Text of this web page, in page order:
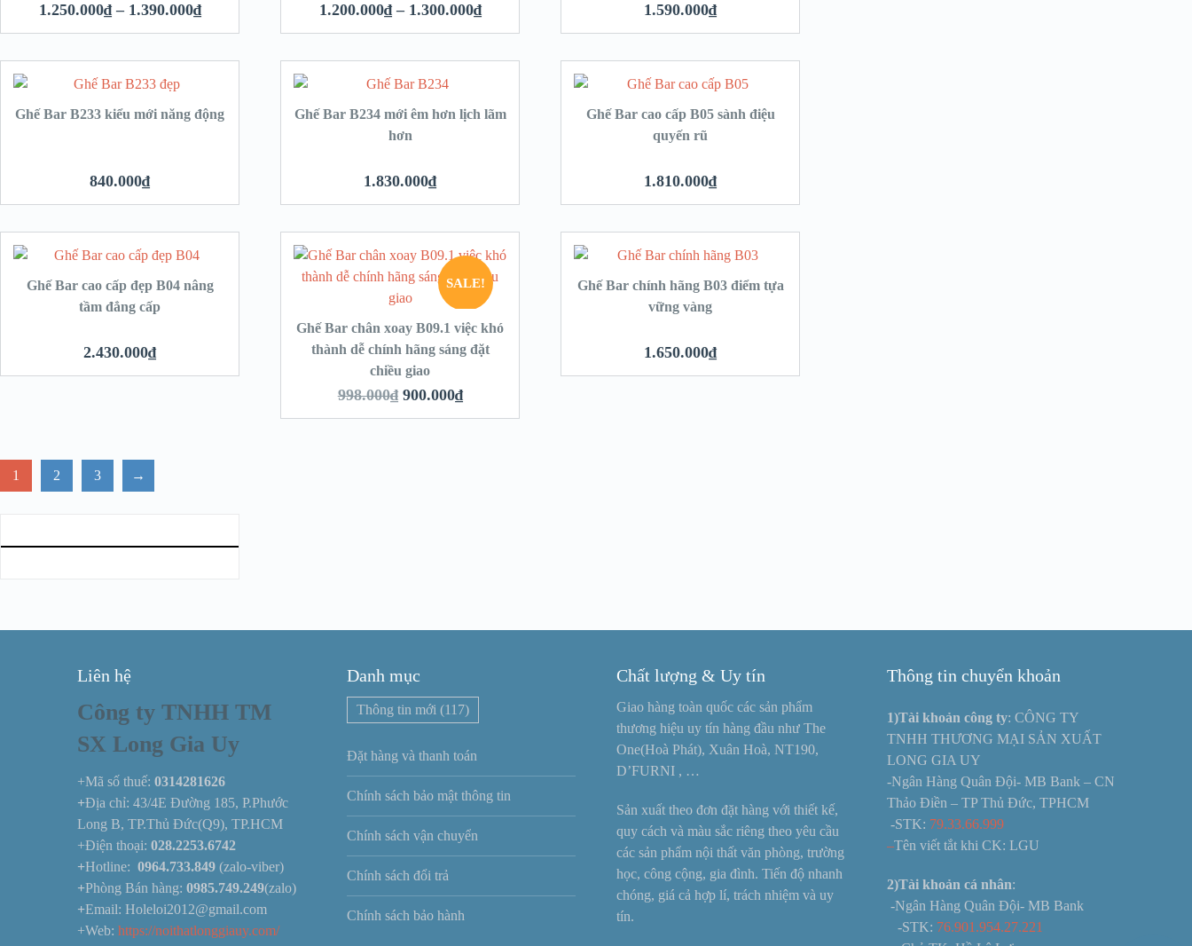
1.250.000₫ – 1.390.000₫ 1.200.000₫ – 1.300.000₫ 1.590.000₫
Ghế Bar B233 kiểu mới năng động
840.000₫
Ghế Bar B234 mới êm hơn lịch lãm
hơn
1.830.000₫
Ghế Bar cao cấp B05 sành điệu
quyến rũ
1.810.000₫
Ghế Bar cao cấp đẹp B04 nâng
tầm đẳng cấp
2.430.000₫
SALE!
Ghế Bar chân xoay B09.1 việc khó
thành dễ chính hãng sáng đặt
chiều giao
998.000₫ 900.000₫
Thêm vào giỏ hàng
Ghế Bar chính hãng B03 điểm tựa
vững vàng
1.650.000₫
1 2 3 →
Liên hệ
Công ty TNHH TM
SX Long Gia Uy
+Mã số thuế: 0314281626
+Địa chỉ: 43/4E Đường 185, P.Phước
Long B, TP.Thủ Đức(Q9), TP.HCM
+Điện thoại: 028.2253.6742
+Hotline: 0964.733.849 (zalo-viber)
+Phòng Bán hàng: 0985.749.249(zalo)
+Email: Holeloi2012@gmail.com
+Web: https://noithatlonggiauy.com/
Danh mục
Thông tin mới (117)
Đặt hàng và thanh toán
Chính sách bảo mật thông tin
Chính sách vận chuyển
Chính sách đổi trả
Chính sách bảo hành
Chất lượng & Uy tín
Giao hàng toàn quốc các sản phẩm
thương hiệu uy tín hàng đầu như The
One(Hoà Phát), Xuân Hoà, NT190,
D’FURNI , …
Sản xuất theo đơn đặt hàng với thiết kế,
quy cách và màu sắc riêng theo yêu cầu
các sản phẩm nội thất văn phòng, trường
học, công cộng, gia đình. Tiến độ nhanh
chóng, giá cả hợp lí, trách nhiệm và uy
tín.
Thông tin chuyển khoản
1)Tài khoản công ty: CÔNG TY
TNHH THƯƠNG MẠI SẢN XUẤT
LONG GIA UY
-Ngân Hàng Quân Đội- MB Bank – CN
Thảo Điền – TP Thủ Đức, TPHCM
-STK: 79.33.66.999
–Tên viết tắt khi CK: LGU
2)Tài khoản cá nhân:
-Ngân Hàng Quân Đội- MB Bank
-STK: 76.901.954.27.221